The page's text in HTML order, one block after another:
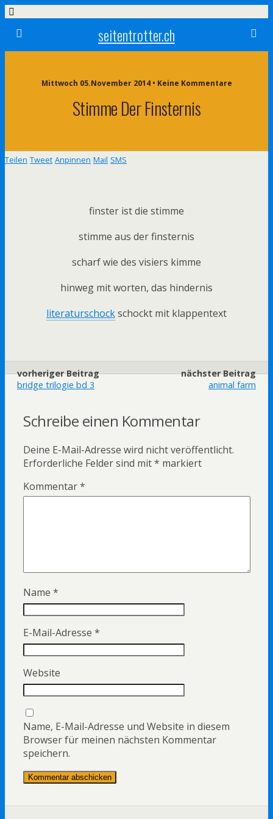
seitentrotter.ch
Mittwoch 05.November 2014 • Keine Kommentare
Stimme Der Finsternis
Teilen Tweet Anpinnen Mail SMS
finster ist die stimme
stimme aus der finsternis
scharf wie des visiers kimme
hinweg mit worten, das hindernis
literaturschockschockt mit klappentext
vorheriger Beitrag
bridge trilogie bd 3
nächster Beitrag
animal farm
Schreibe einen Kommentar
Deine E-Mail-Adresse wird nicht veröffentlicht.
Erforderliche Felder sind mit* markiert
Kommentar*
Name *
E-Mail-Adresse *
Website
Name, E-Mail-Adresse und Website in diesem
Browser für meinen nächsten Kommentar
speichern.